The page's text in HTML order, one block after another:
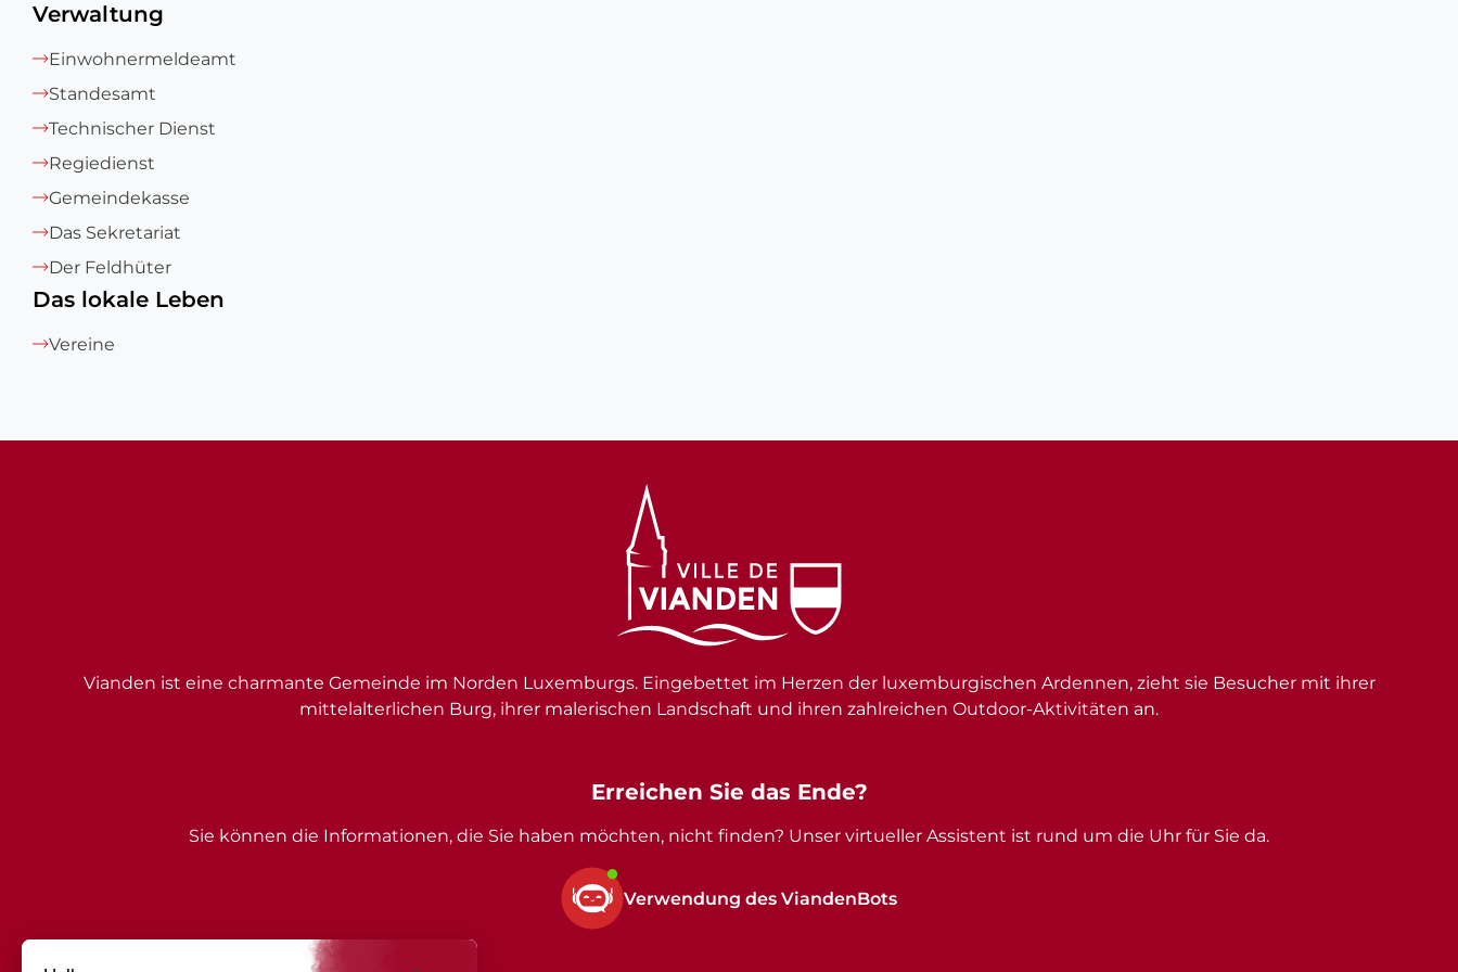
Verwaltung
Einwohnermeldeamt
Standesamt
Technischer Dienst
Regiedienst
Gemeindekasse
Das Sekretariat
Der Feldhüter
Das lokale Leben
Vereine
Erreichen Sie das Ende?
Sie können die Informationen, die Sie haben möchten, nicht finden? Unser virtueller Assistent ist rund um die Uhr für Sie da.
Verwendung des ViandenBots
Vianden ist eine charmante Gemeinde im Norden Luxemburgs. Eingebettet im Herzen der luxemburgischen Ardennen, zieht sie Besucher mit ihrer
mittelalterlichen Burg, ihrer malerischen Landschaft und ihren zahlreichen Outdoor-Aktivitäten an.